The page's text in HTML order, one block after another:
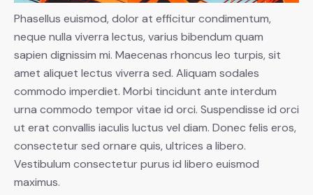
Phasellus euismod, dolor at efficitur condimentum,
neque nulla viverra lectus, varius bibendum quam
sapien dignissim mi. Maecenas rhoncus leo turpis, sit
amet aliquet lectus viverra sed. Aliquam sodales
commodo imperdiet. Morbi tincidunt ante interdum
urna commodo tempor vitae id orci. Suspendisse id orci
ut erat convallis iaculis luctus vel diam. Donec felis eros,
consectetur sed ornare quis, ultrices a libero.
Vestibulum consectetur purus id libero euismod
maximus.